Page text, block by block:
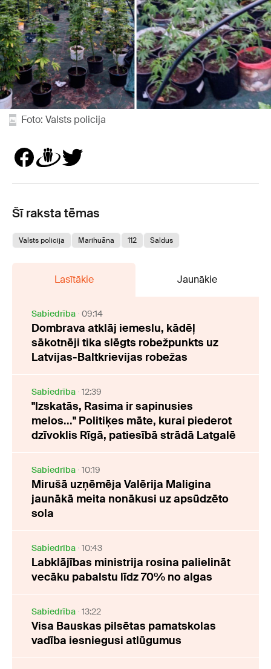
Foto: Valsts policija
Šī raksta tēmas
Valsts policija Marihuāna 112 Saldus
Lasītākie Jaunākie
Sabiedrība 09:14
Dombrava atklāj iemeslu, kādēļ
sākotnēji tika slēgts robežpunkts uz
Latvijas-Baltkrievijas robežas
Sabiedrība 12:39
"Izskatās, Rasima ir sapinusies
melos..." Politiķes māte, kurai piederot
dzīvoklis Rīgā, patiesībā strādā Latgalē
Sabiedrība 10:19
Mirušā uzņēmēja Valērija Maligina
jaunākā meita nonākusi uz apsūdzēto
sola
Sabiedrība 10:43
Labklājības ministrija rosina palielināt
vecāku pabalstu līdz 70% no algas
Sabiedrība 13:22
Visa Bauskas pilsētas pamatskolas
vadība iesniegusi atlūgumus